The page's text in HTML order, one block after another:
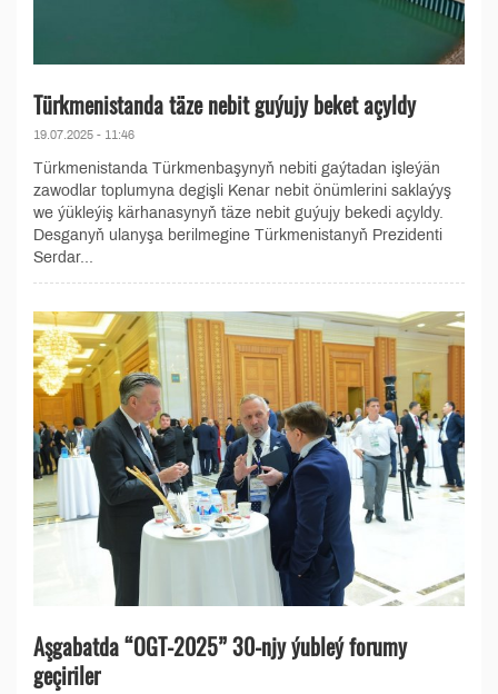
Türkmenistanda täze nebit guýujy beket açyldy
19.07.2025 - 11:46
Türkmenistanda Türkmenbaşynyň nebiti gaýtadan işleýän
zawodlar toplumyna degişli Kenar nebit önümlerini saklaýyş
we ýükleýiş kärhanasynyň täze nebit guýujy bekedi açyldy.
Desganyň ulanyşa berilmegine Türkmenistanyň Prezidenti
Serdar...
Aşgabatda “OGT-2025” 30-njy ýubleý forumy
geçiriler